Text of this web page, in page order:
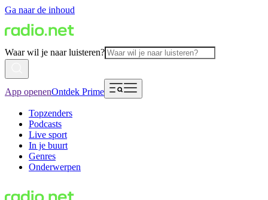
Ga naar de inhoud
Waar wil je naar luisteren?
App openenOntdek Prime
Topzenders
Podcasts
Live sport
In je buurt
Genres
Onderwerpen